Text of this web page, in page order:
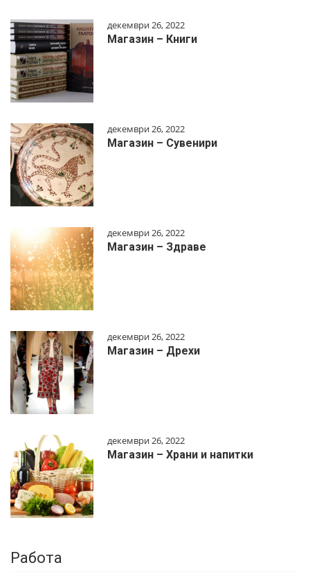
декември 26, 2022
Магазин – Книги
декември 26, 2022
Магазин – Сувенири
декември 26, 2022
Магазин – Здраве
декември 26, 2022
Магазин – Дрехи
декември 26, 2022
Магазин – Храни и напитки
Работа